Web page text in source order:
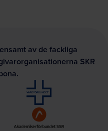
av de fackliga
SKR